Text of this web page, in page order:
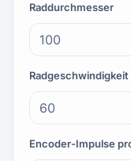
Raddurchmesser
Radgeschwindigkeit
Encoder-Impulse